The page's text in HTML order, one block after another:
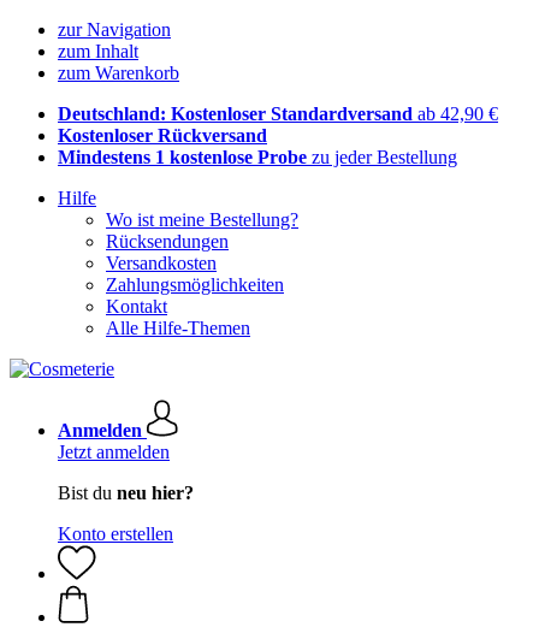
zur Navigation
zum Inhalt
zum Warenkorb
Deutschland: Kostenloser Standardversand ab 42,90 €
Kostenloser Rückversand
Mindestens 1 kostenlose Probe zu jeder Bestellung
Hilfe
Wo ist meine Bestellung?
Rücksendungen
Versandkosten
Zahlungsmöglichkeiten
Kontakt
Alle Hilfe-Themen
Anmelden
Jetzt anmelden
Bist du neu hier?
Konto erstellen